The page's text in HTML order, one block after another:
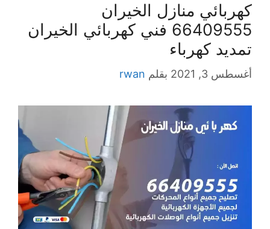
كهربائي منازل الخيران
66409555 فني كهربائي الخيران
تمديد كهرباء
أغسطس 3, 2021 بقلم rwan